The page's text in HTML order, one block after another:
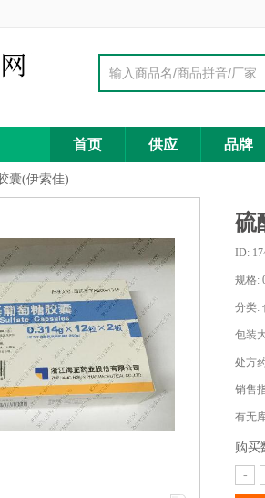
首页 供应 品牌
囊(伊索佳)
硫
ID:
规格:
分类:
包装
处方
销售
有无
购买
-